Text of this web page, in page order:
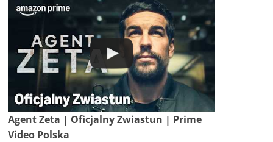
Agent Zeta | Oficjalny Zwiastun | Prime
Video Polska